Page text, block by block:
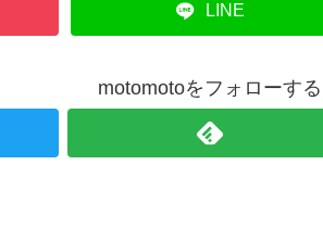
LINE
motomotoをフォローする